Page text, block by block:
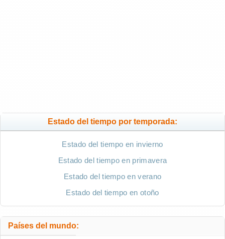
Estado del tiempo por temporada:
Estado del tiempo en invierno
Estado del tiempo en primavera
Estado del tiempo en verano
Estado del tiempo en otoño
Países del mundo: